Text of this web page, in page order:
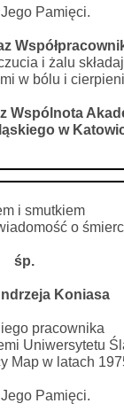
Pamięci.
i żalu
w bólu i
Wspólnota
w
i smutkiem
o
śp.
Koniasa
pracownika
Uniwersytetu
Map w latach
Pamięci.